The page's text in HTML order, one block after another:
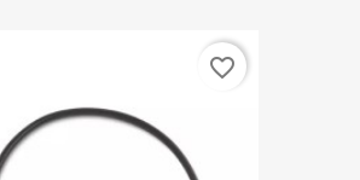
favorite_border